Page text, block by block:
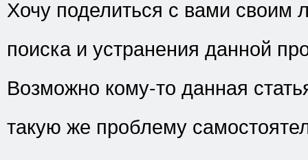
Хочу поделиться с вами
поиска и устранения данной
Возможно кому-то данная
такую же проблему